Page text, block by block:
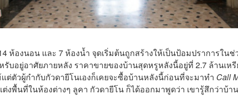
ห้องนอน และ 7 ห้องน้ำ จุดเริ่มต้นถูกสร้างให้เป็นป้อมปราการใน
รับอยู่อาศัยภายหลัง ราคาขายของบ้านสุดหรูหลังนี้อยู่ที่ 2.7 ล้านเ
ต่ตัวผู้กำกับกัวดายีโนเองก็เคยจะซื้อบ้านหลังนี้ก่อนที่จะมาทำ Call
งพื้นที่ในห้องต่างๆ ลูคา กัวดายีโน ก็ได้ออกมาพูดว่า เขารู้สึกว่าบ้า